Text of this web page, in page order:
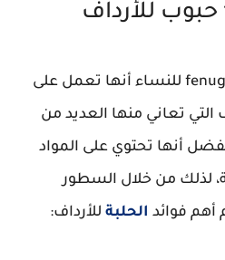
من أهم فوائد حبوب fenugreek للنساء أنها تعمل على
تعاني منها العديد من
أنها تحتوي على المواد
لذلك من خلال السطور
فوائد الحلبة للأرداف: